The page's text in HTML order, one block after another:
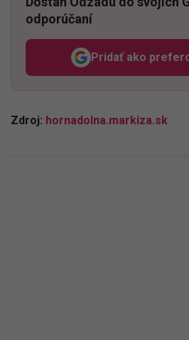
odporúčaní
Pridať ako
Zdroj: hornadolna.markiza.sk